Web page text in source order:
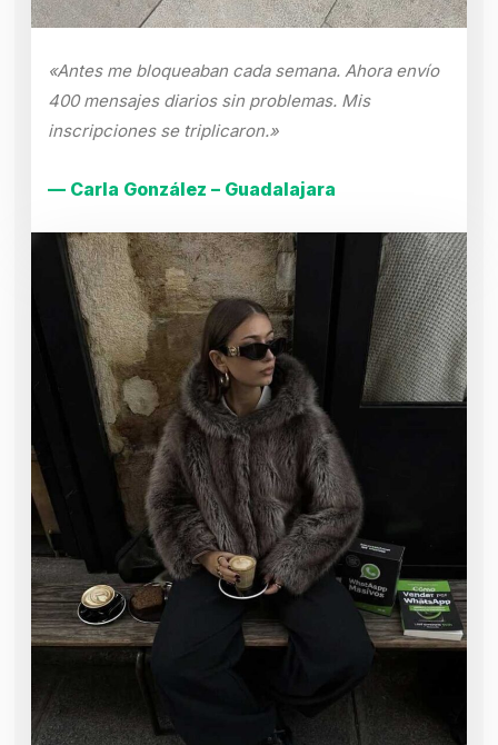
«Antes me bloqueaban cada semana. Ahora envío
400 mensajes diarios sin problemas. Mis
inscripciones se triplicaron.»
— Carla González – Guadalajara